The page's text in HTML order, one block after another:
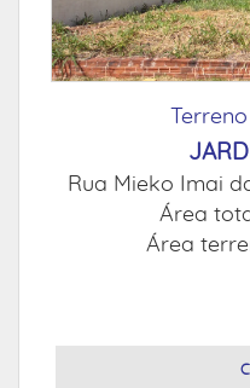
Rua Mieko Imai
Área
Área